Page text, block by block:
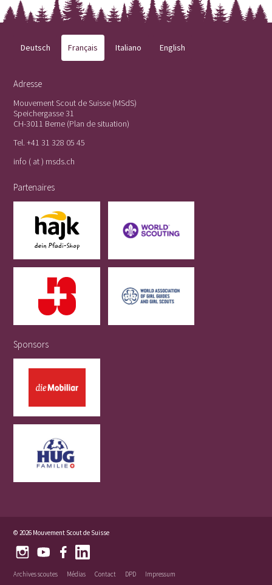
Deutsch Français Italiano English
Adresse
Mouvement Scout de Suisse (MSdS)
Speichergasse 31
CH-3011 Berne (Plan de situation)
Tel.+41 31 328 05 45
info ( at ) msds.ch
Partenaires
Sponsors
© 2026 Mouvement Scout de Suisse
Archives scoutes Médias Contact DPD Impressum